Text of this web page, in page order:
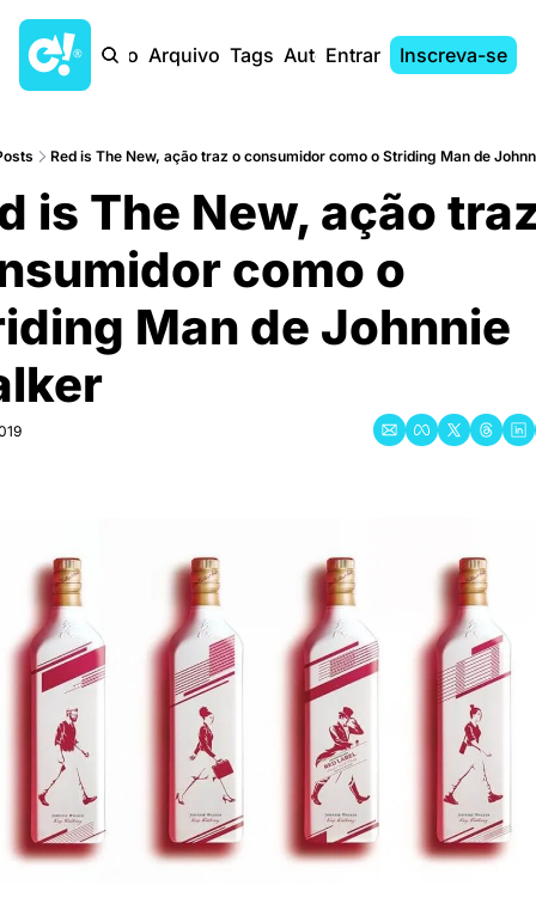
Início Arquivo Tags AutoresEntrar Inscreva-se
Red is The New, ação traz o consumidor como o Striding Man de
is The New, ação
como o
Man de Johnnie